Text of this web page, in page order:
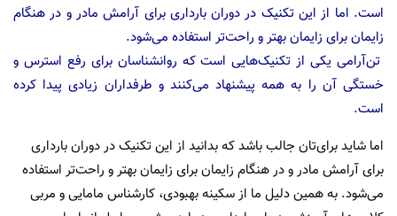
است. اما از این تکنیک در دوران بارداری برای آرامش مادر و در هنگام
زایمان برای زایمان بهتر و راحت‌تر استفاده می‌شود.
تن‌آرامی یکی از تکنیک‌هایی است که روانشناسان برای رفع استرس و
خستگی آن را به همه پیشنهاد می‌کنند و طرفداران زیادی پیدا کرده
است.
اما شاید برای‌تان جالب باشد که بدانید از این تکنیک در دوران بارداری
برای آرامش مادر و در هنگام زایمان برای زایمان بهتر و راحت‌تر استفاده
می‌شود. به همین دلیل ما از سکینه بهبودی، کارشناس مامایی و مربی